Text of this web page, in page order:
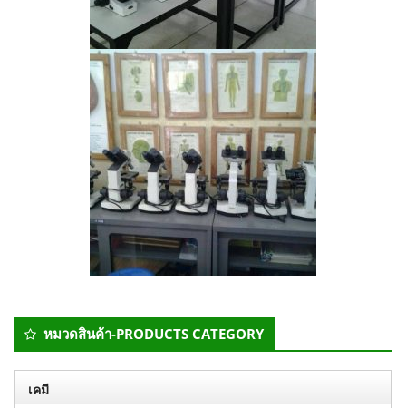
Secondary
Sidebar
หมวดสินค้า-PRODUCTS CATEGORY
เคมี